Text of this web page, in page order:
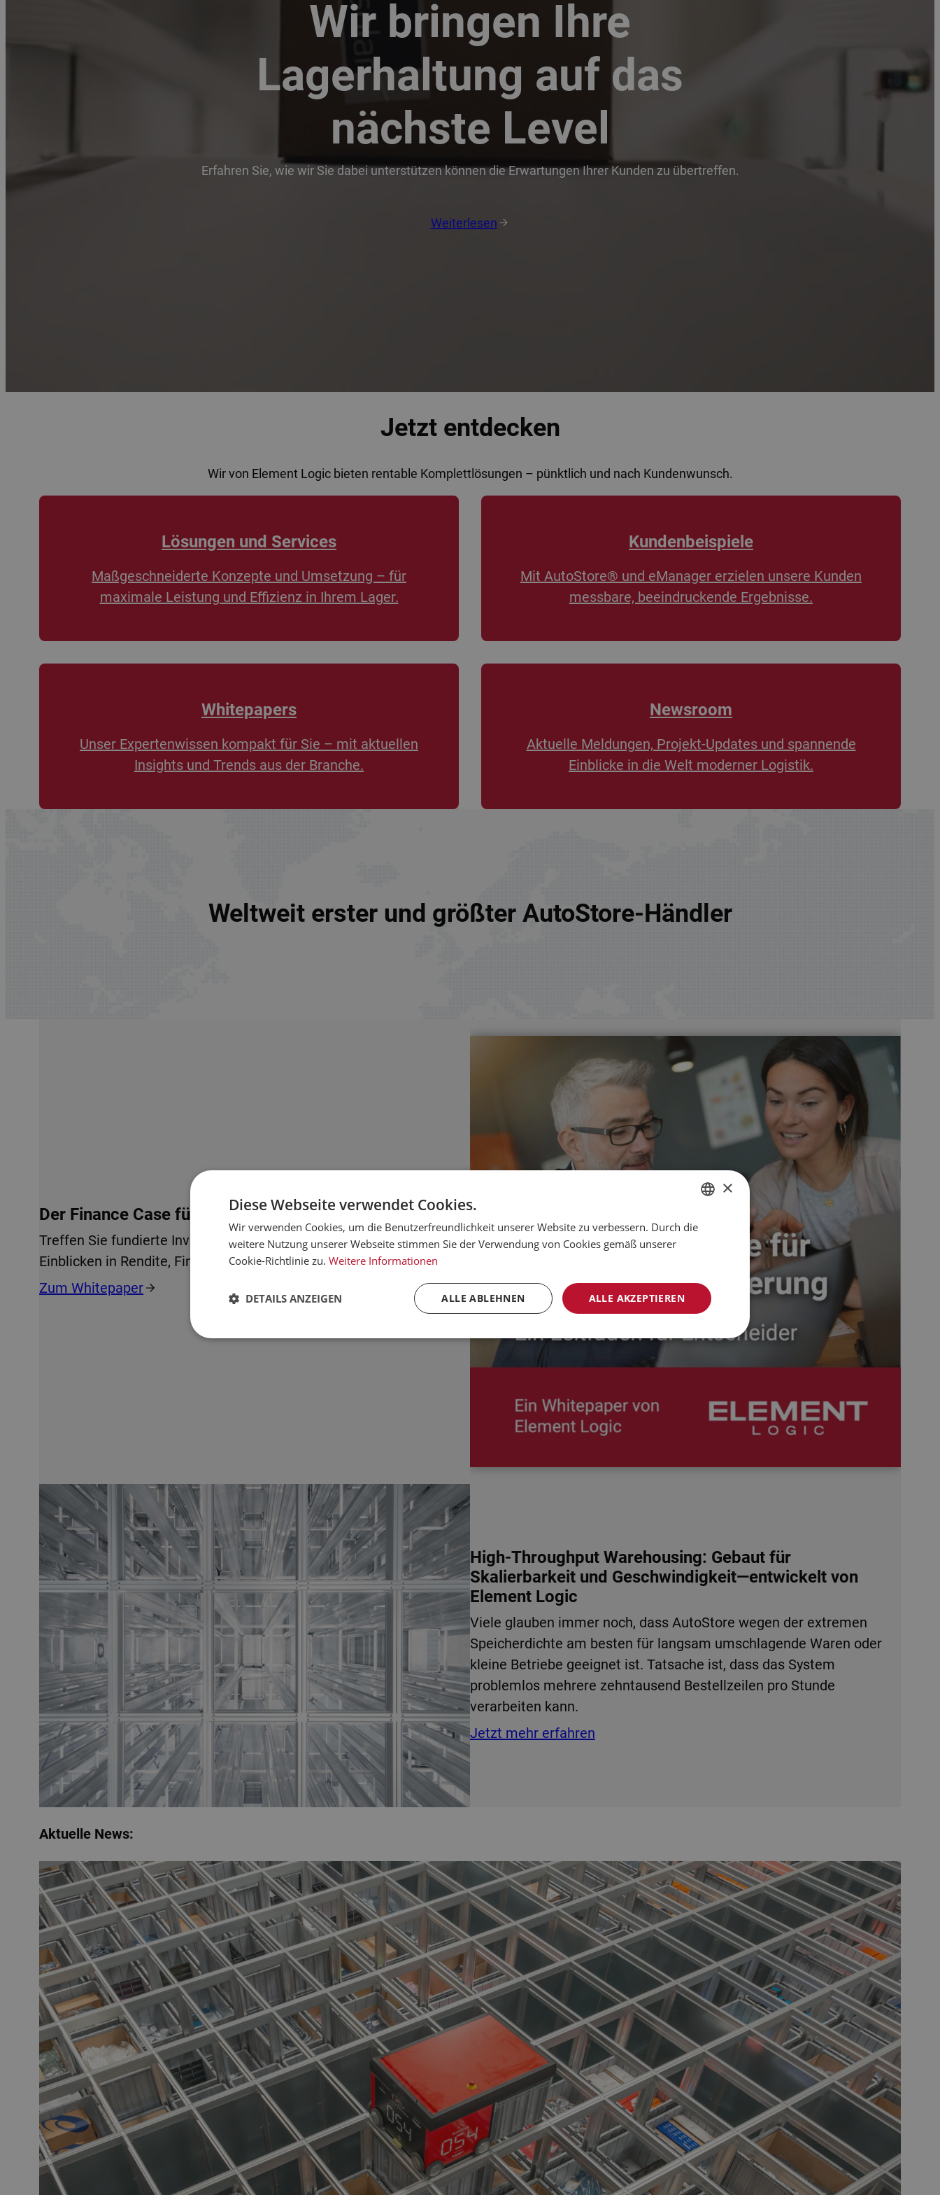
Wir bringen Ihre
Lagerhaltung auf das
nächste Level
Erfahren Sie, wie wir Sie dabei unterstützen können die Erwartungen Ihrer Kunden zu übertreffen.
Weiterlesen
Jetzt entdecken
Wir von Element Logic bieten rentable Komplettlösungen – pünktlich und nach Kundenwunsch.
Lösungen und Services
Maßgeschneiderte Konzepte und Umsetzung – für
maximale Leistung und Effizienz in Ihrem Lager.
Kundenbeispiele
Mit AutoStore® und eManager erzielen unsere Kunden
messbare, beeindruckende Ergebnisse.
Whitepapers
Unser Expertenwissen kompakt für Sie – mit aktuellen
Insights und Trends aus der Branche.
Newsroom
Aktuelle Meldungen, Projekt-Updates und spannende
Einblicke in die Welt moderner Logistik.
Weltweit erster und größter AutoStore-Händler
Der Finance Case für Lagerautomatisierung
Treffen Sie fundierte Investitionsentscheidungen – mit klaren
Einblicken in Rendite, Finanzierung und Risiken.
Zum Whitepaper
High-Throughput Warehousing: Gebaut für
Skalierbarkeit und Geschwindigkeit—entwickelt von
Element Logic
Viele glauben immer noch, dass AutoStore wegen der extremen
Speicherdichte am besten für langsam umschlagende Waren oder
kleine Betriebe geeignet ist. Tatsache ist, dass das System
problemlos mehrere zehntausend Bestellzeilen pro Stunde
verarbeiten kann.
Jetzt mehr erfahren
Aktuelle News:
ENGLISH
GERMAN
DANISH
×
Diese Webseite verwendet Cookies.
Wir verwenden Cookies, um die Benutzerfreundlichkeit unserer Website zu verbessern. Durch die
weitere Nutzung unserer Webseite stimmen Sie der Verwendung von Cookies gemäß unserer
Cookie-Richtlinie zu. Weitere Informationen
ALLE AKZEPTIEREN
ALLE ABLEHNEN
DETAILS ANZEIGEN